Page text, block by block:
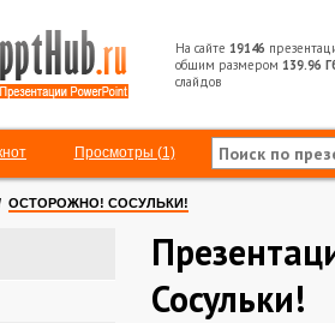
На сайте 19146
общим размером 139.96
слайдов
Просмотры (1)
ОСТОРОЖНО! СОСУЛЬКИ!
Сосульки!